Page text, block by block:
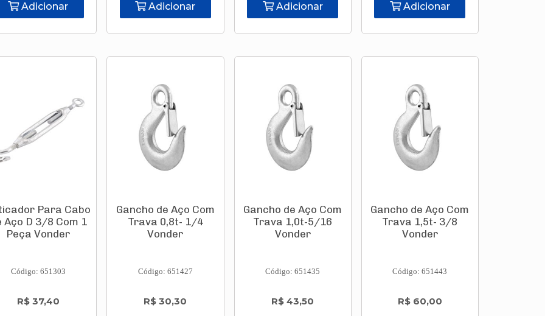
Adicionar Adicionar Adicionar Adicionar
Para Cabo
Aço D 3/8 Com 1
Peça Vonder
Código: 651303
R$ 37,40
Gancho de Aço Com
Trava 0,8t- 1/4
Vonder
Código: 651427
R$ 30,30
Gancho de Aço Com
Trava 1,0t-5/16
Vonder
Código: 651435
R$ 43,50
Gancho de Aço Com
Trava 1,5t- 3/8
Vonder
Código: 651443
R$ 60,00